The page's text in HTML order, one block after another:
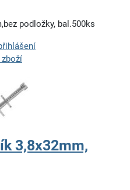
podložky, bal.500ks
3,8x32mm,